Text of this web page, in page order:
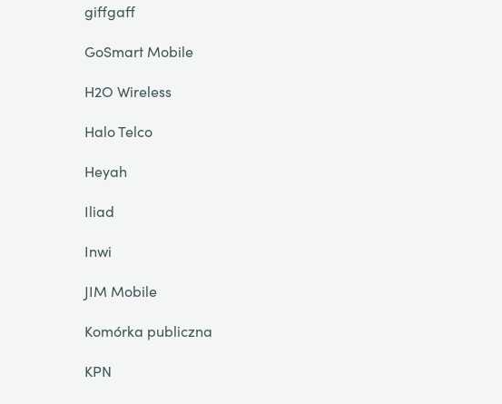
giffgaff
GoSmart Mobile
H2O Wireless
Halo Telco
Heyah
Iliad
Inwi
JIM Mobile
Komórka publiczna
KPN